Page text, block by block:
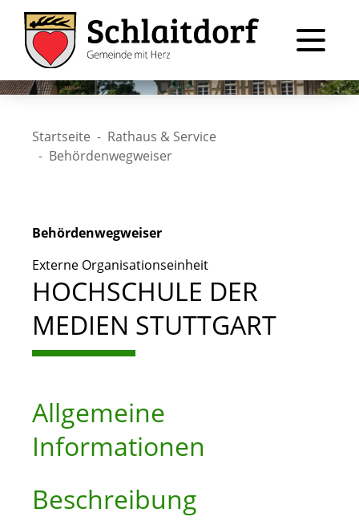
Startseite
Rathaus & Service
Behördenwegweiser
Behördenwegweiser
Externe Organisationseinheit
HOCHSCHULE DER
MEDIEN STUTTGART
Allgemeine
Informationen
Beschreibung